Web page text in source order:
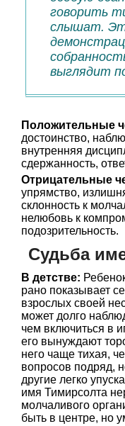
говорить
слышат.
выглядит
Положительные
достоинство,
внутренняя
сдержанность,
Отрицательные
упрямство,
склонность к
нелюбовь к
подозрительность.
Судьба
В детстве:
рано показывает
взрослых своей
может долго
чем включиться в
его вынуждают
него чаще тихая,
вопросов подряд,
другие легко
имя Тимирсолта
молчаливого
быть в центре, но